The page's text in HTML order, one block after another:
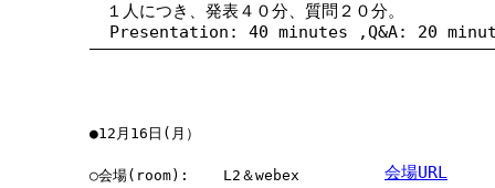
１人につき、発表４０分、質問２０分。
Presentation: 40 minutes ,Q&A: 20
●12月16日(月）
○会場(room): L2＆webex 会場URL